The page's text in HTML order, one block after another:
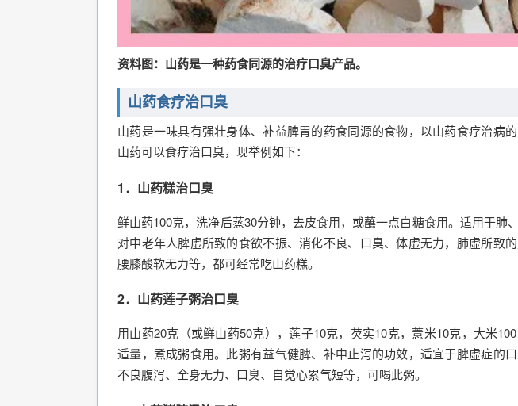
资料图：山药是一种药食同源的治疗口臭产品。
山药食疗治口臭
山药是一味具有强壮身体、补益脾胃的药食同源的食物，以山药食疗治病
山药可以食疗治口臭，现举例如下：
1．山药糕治口臭
鲜山药100克，洗净后蒸30分钟，去皮食用，或蘸一点白糖食用。适用于肺
对中老年人脾虚所致的食欲不振、消化不良、口臭、体虚无力，肺虚所致
腰膝酸软无力等，都可经常吃山药糕。
2．山药莲子粥治口臭
用山药20克（或鲜山药50克），莲子10克，芡实10克，薏米10克，大米
适量，煮成粥食用。此粥有益气健脾、补中止泻的功效，适宜于脾虚症的
不良腹泻、全身无力、口臭、自觉心累气短等，可喝此粥。